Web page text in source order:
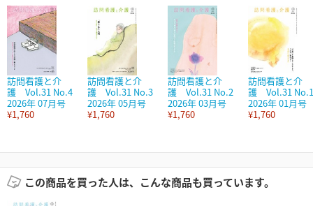
訪問看護と介
護 Vol.31 No.4
2026年 07月号
¥1,760
訪問看護と介
護 Vol.31 No.3
2026年 05月号
¥1,760
訪問看護と介
護 Vol.31 No.2
2026年 03月号
¥1,760
訪問看護と介
護 Vol.31 No.1
2026年 01月号
¥1,760
この商品を買った人は、こんな商品も買っています。